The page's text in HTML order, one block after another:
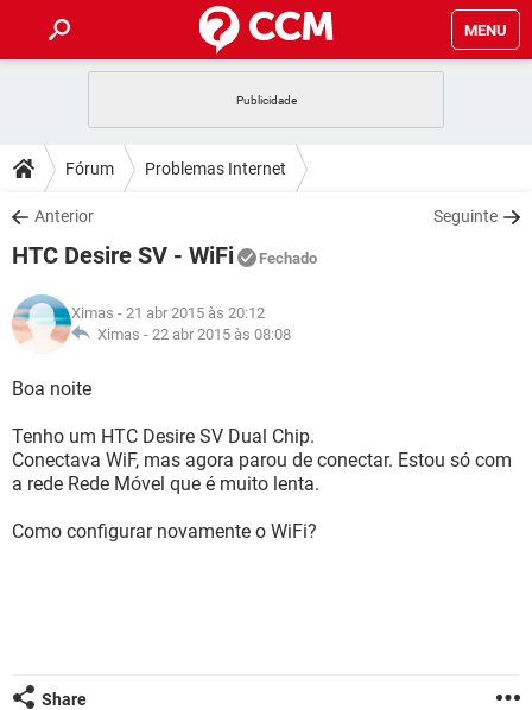
MENU
CELULAR FACEBOOK
OUTLOOK
INSTAGRAM GMAIL
GUIA DE COMPRAS
DICAS
JOGOS WHATSAPP
INSTAGRAM
DOWNLOADS
JOGOS WHATSAPP
CELULAR
OUTLOOK EXCEL
INSTAGRAM
JOGOS
OUTLOOK
INSTAGRAM GMAIL
GUIA DE COMPRAS
GLOSSÁRIO
OUTLOOK EXCEL
GUIA DE COMPRAS
Fórum Problemas Internet
Anterior Seguinte
HTC Desire SV - WiFi Fechado
Ximas - 21 abr 2015 às 20:12
Ximas - 22 abr 2015 às 08:08
Boa noite
Tenho um HTC Desire SV Dual Chip.
Conectava WiF, mas agora parou de conectar. Estou só com
a rede Rede Móvel que é muito lenta.
Como configurar novamente o WiFi?
Share